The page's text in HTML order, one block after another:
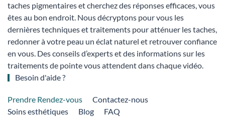
taches pigmentaires et cherchez des réponses efficaces, vous
êtes au bon endroit. Nous décryptons pour vous les
dernières techniques et traitements pour atténuer les taches,
redonner à votre peau un éclat naturel et retrouver confiance
en vous. Des conseils d’experts et des informations sur les
traitements de pointe vous attendent dans chaque vidéo.
Besoin d'aide ?
Prendre Rendez-vous
Contactez-nous
Soins esthétiques
Blog
FAQ